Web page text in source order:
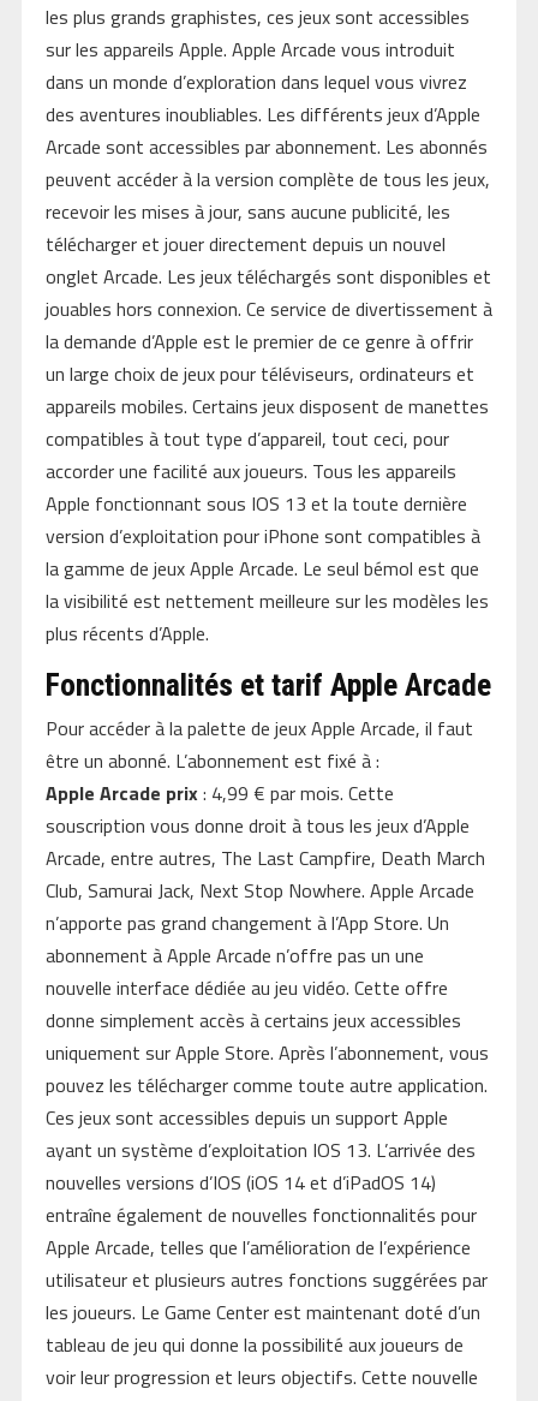
les plus grands graphistes, ces jeux sont accessibles
sur les appareils Apple. Apple Arcade vous introduit
dans un monde d’exploration dans lequel vous vivrez
des aventures inoubliables. Les différents jeux d’Apple
Arcade sont accessibles par abonnement. Les abonnés
peuvent accéder à la version complète de tous les jeux,
recevoir les mises à jour, sans aucune publicité, les
télécharger et jouer directement depuis un nouvel
onglet Arcade. Les jeux téléchargés sont disponibles et
jouables hors connexion. Ce service de divertissement à
la demande d’Apple est le premier de ce genre à offrir
un large choix de jeux pour téléviseurs, ordinateurs et
appareils mobiles. Certains jeux disposent de manettes
compatibles à tout type d’appareil, tout ceci, pour
accorder une facilité aux joueurs. Tous les appareils
Apple fonctionnant sous IOS 13 et la toute dernière
version d’exploitation pour iPhone sont compatibles à
la gamme de jeux Apple Arcade. Le seul bémol est que
la visibilité est nettement meilleure sur les modèles les
plus récents d’Apple.
Fonctionnalités et tarif Apple Arcade
Pour accéder à la palette de jeux Apple Arcade, il faut
être un abonné. L’abonnement est fixé à :
Apple Arcade prix: 4,99 € par mois. Cette
souscription vous donne droit à tous les jeux d’Apple
Arcade, entre autres, The Last Campfire, Death March
Club, Samurai Jack, Next Stop Nowhere. Apple Arcade
n’apporte pas grand changement à l’App Store. Un
abonnement à Apple Arcade n’offre pas un une
nouvelle interface dédiée au jeu vidéo. Cette offre
donne simplement accès à certains jeux accessibles
uniquement sur Apple Store. Après l’abonnement, vous
pouvez les télécharger comme toute autre application.
Ces jeux sont accessibles depuis un support Apple
ayant un système d’exploitation IOS 13. L’arrivée des
nouvelles versions d’IOS (iOS 14 et d’iPadOS 14)
entraîne également de nouvelles fonctionnalités pour
Apple Arcade, telles que l’amélioration de l’expérience
utilisateur et plusieurs autres fonctions suggérées par
les joueurs. Le Game Center est maintenant doté d’un
tableau de jeu qui donne la possibilité aux joueurs de
voir leur progression et leurs objectifs. Cette nouvelle